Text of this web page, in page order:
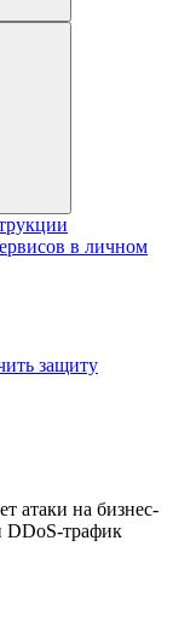
в личном
защиту
атаки на бизнес-
DDoS-трафик